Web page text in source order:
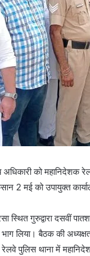
को महानिदेशक
2 मई को उपायुक्त
स्थित गुरुद्वारा दसवीं
भाग लिया। बैठक की
पुलिस थाना में